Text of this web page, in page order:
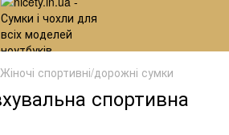
Жіночі спортивні/дорожні сумки
спортивна